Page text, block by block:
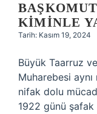
KIMINLE
Tarih: Kasım 19, 2024
Büyük Taarruz
Muharebesi
nifak dolu
1922 günü